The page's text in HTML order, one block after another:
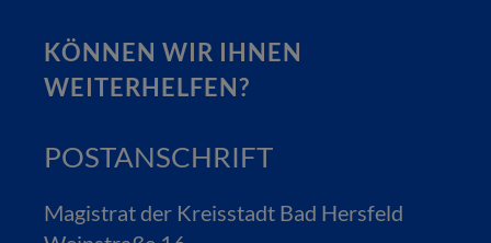
KÖNNEN WIR IHNEN
WEITERHELFEN?
POSTANSCHRIFT
Magistrat der Kreisstadt Bad Hersfeld